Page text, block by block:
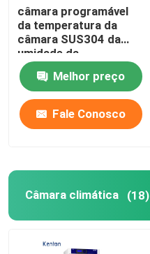
câmara programável
da temperatura da
câmara SUS304 da
umidade da
temperatura 65C
Melhor preço
Fale Conosco
Câmara climática (18)